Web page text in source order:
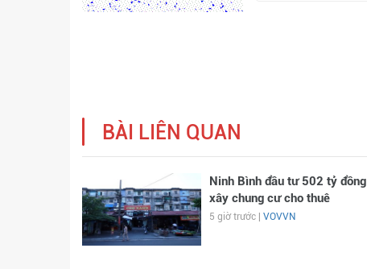
BÀI LIÊN QUAN
Ninh Bình đầu tư 502 tỷ đồng
xây chung cư cho thuê
5 giờ trước | VOVVN